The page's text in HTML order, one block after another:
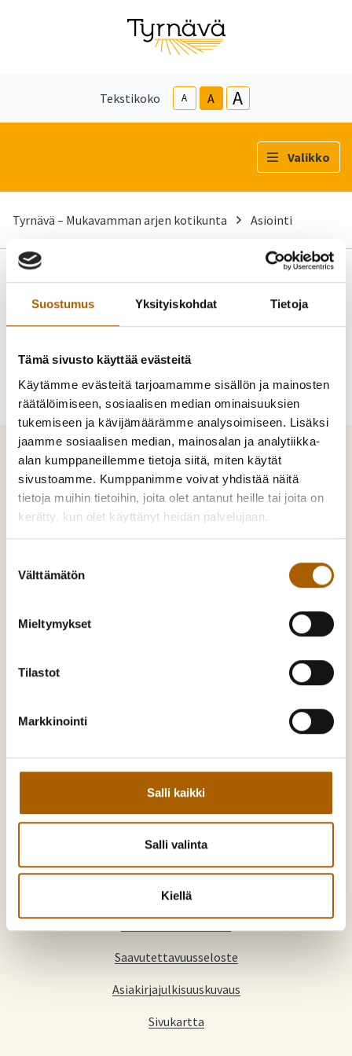
Suostumus Yksityiskohdat Tietoja
Tämä sivusto käyttää evästeitä
Käytämme evästeitä tarjoamamme sisällön ja mainosten
räätälöimiseen, sosiaalisen median ominaisuuksien
tukemiseen ja kävijämäärämme analysoimiseen. Lisäksi
jaamme sosiaalisen median, mainosalan ja analytiikka-
alan kumppaneillemme tietoja siitä, miten käytät
sivustoamme. Kumppanimme voivat yhdistää näitä
tietoja muihin tietoihin, joita olet antanut heille tai joita on
kerätty, kun olet käyttänyt heidän palvelujaan.
valinta
Välttämätön
Mieltymykset
Tilastot
Markkinointi
Salli kaikki
Salli valinta
Kiellä
Tekstikoko A A A
Valikko
Tyrnävä – Mukavamman arjen kotikunta Asiointi
Asiointi
Tyrnävä. Mukavamman arjen kotikunta
Ajankohtaista
Hankkeet
Lomakkeet
Teemat
Saavutettavuusseloste
Asiakirjajulkisuuskuvaus
Sivukartta